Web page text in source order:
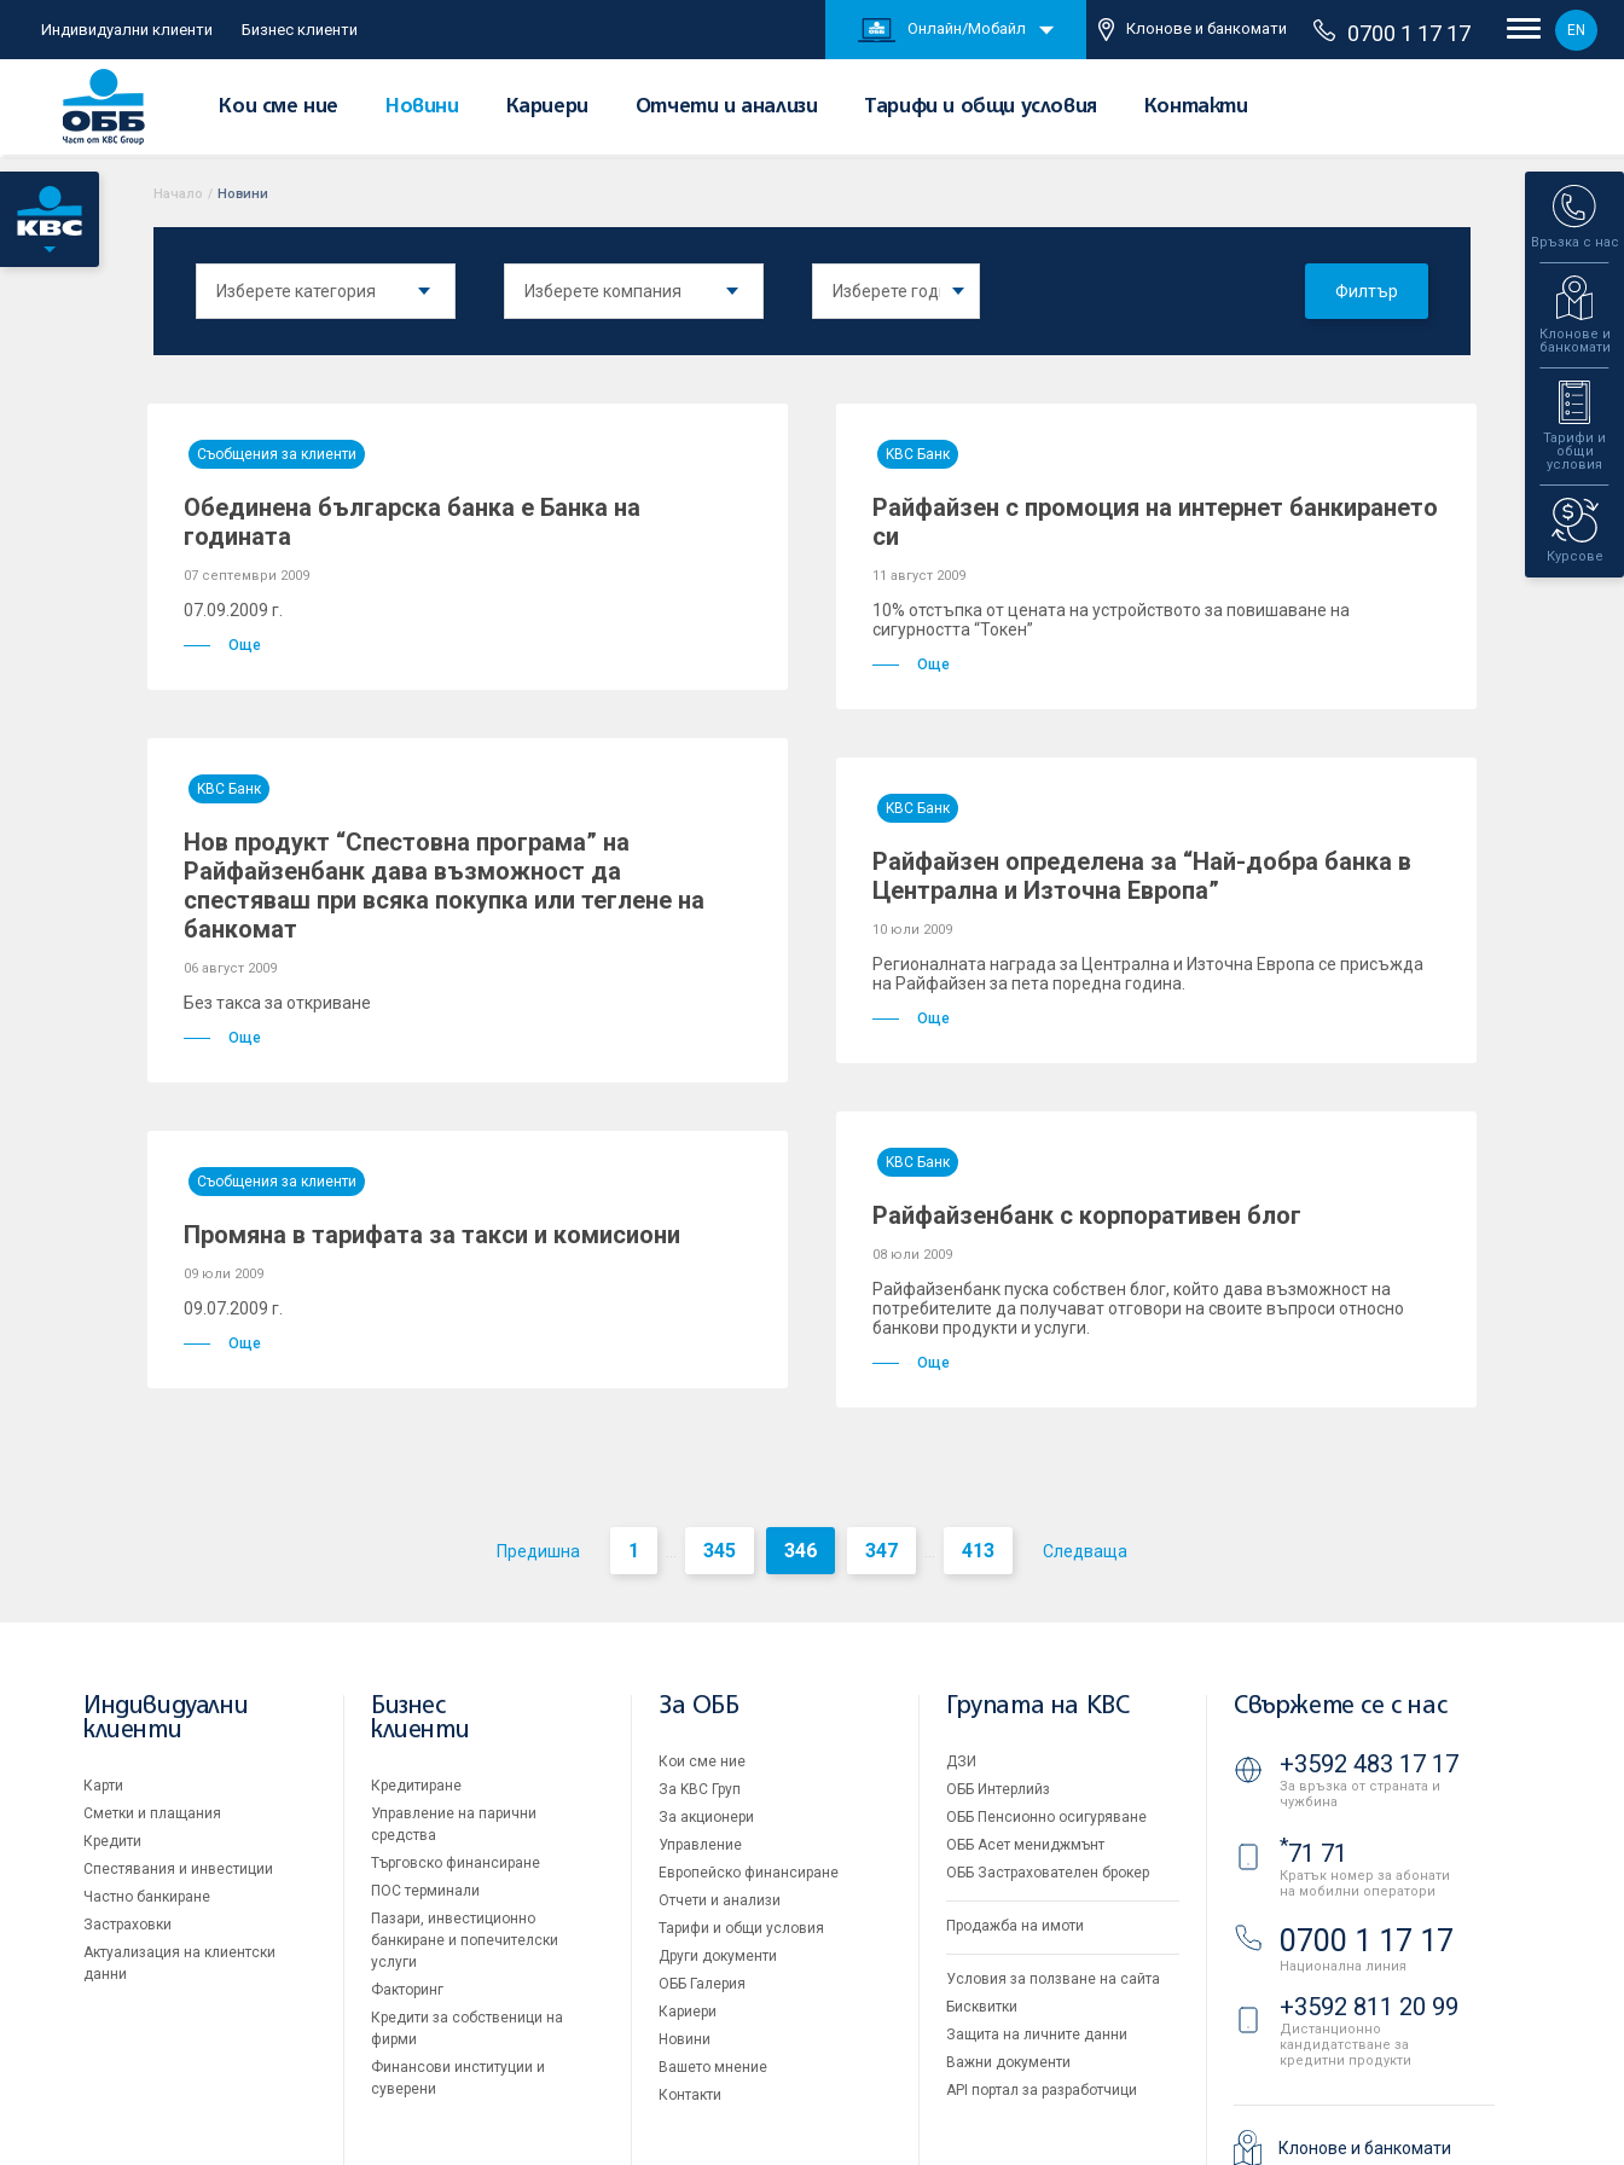
Индивидуални клиенти Бизнес клиенти Онлайн/Мобайл Клонове и банкомати 0700 1 17 17 EN
Кои сме ние Новини Кариери Отчети и анализи Тарифи и общи условия Контакти
Връзка с нас
Клонове и
банкомати
Тарифи и
общи
условия
Курсове
Начало / Новини
Филтър
Съобщения за клиенти
Обединена българска банка е Банка на
годината
07 септември 2009
07.09.2009 г.
Още
KBC Банк
Райфайзен с промоция на интернет банкирането
си
11 август 2009
10% отстъпка от цената на устройството за повишаване на
сигурността “Токен”
Още
KBC Банк
Нов продукт “Спестовна програма” на
Райфайзенбанк дава възможност да
спестяваш при всяка покупка или теглене на
банкомат
06 август 2009
Без такса за откриване
Още
KBC Банк
Райфайзен определена за “Най-добра банка в
Централна и Източна Европа”
10 юли 2009
Регионалната награда за Централна и Източна Европа се присъжда
на Райфайзен за пета поредна година.
Още
Съобщения за клиенти
Промяна в тарифата за такси и комисиони
09 юли 2009
09.07.2009 г.
Още
KBC Банк
Райфайзенбанк с корпоративен блог
08 юли 2009
Райфайзенбанк пуска собствен блог, който дава възможност на
потребителите да получават отговори на своите въпроси относно
банкови продукти и услуги.
Още
Предишна 1 ... 345 346 347 ... 413 Следваща
Индивидуални
клиенти
Карти
Сметки и плащания
Кредити
Спестявания и инвестиции
Частно банкиране
Застраховки
Актуализация на клиентски
данни
Бизнес
клиенти
Кредитиране
Управление на парични
средства
Търговско финансиране
ПОС терминали
Пазари, инвестиционно
банкиране и попечителски
услуги
Факторинг
Кредити за собственици на
фирми
Финансови институции и
суверени
За ОББ
Кои сме ние
За KBC Груп
За акционери
Управление
Европейско финансиране
Отчети и анализи
Тарифи и общи условия
Други документи
ОББ Галерия
Кариери
Новини
Вашето мнение
Контакти
Групата на KBC
ДЗИ
ОББ Интерлийз
ОББ Пенсионно осигуряване
ОББ Асет мениджмънт
ОББ Застрахователен брокер
Продажба на имоти
Условия за ползване на сайта
Бисквитки
Защита на личните данни
Важни документи
API портал за разработчици
Свържете се с нас
+3592 483 17 17
За връзка от страната и
чужбина
*71 71
Кратък номер за абонати
на мобилни оператори
0700 1 17 17
Национална линия
+3592 811 20 99
Дистанционно
кандидатстване за
кредитни продукти
Клонове и банкомати